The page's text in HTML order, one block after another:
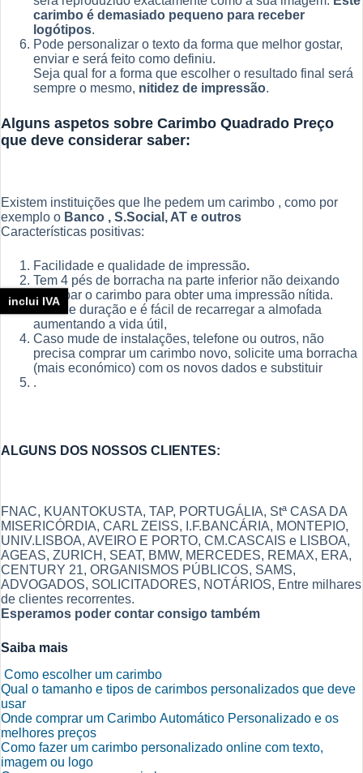
carimbo é demasiado pequeno para receber
logótipos.
Pode personalizar o texto da forma que melhor gostar,
enviar e será feito como definiu.
Seja qual for a forma que escolher o resultado final será
sempre o mesmo, nitidez de impressão.
Alguns aspetos sobre Carimbo Quadrado Preço
que deve considerar saber:
Existem instituições que lhe pedem um carimbo , como por
exemplo o Banco , S.Social, AT e outros
Características positivas:
Facilidade e qualidade de impressão.
Tem 4 pés de borracha na parte inferior não deixando
derrapar o carimbo para obter uma impressão nítida.
Grande duração e é fácil de recarregar a almofada
aumentando a vida útil,
Caso mude de instalações, telefone ou outros, não
precisa comprar um carimbo novo, solicite uma borracha
(mais económico) com os novos dados e substituir
.
ALGUNS DOS NOSSOS CLIENTES:
FNAC, KUANTOKUSTA, TAP, PORTUGÁLIA, Stª CASA DA
MISERICÓRDIA, CARL ZEISS, I.F.BANCÁRIA, MONTEPIO,
UNIV.LISBOA, AVEIRO E PORTO, CM.CASCAIS e LISBOA,
AGEAS, ZURICH, SEAT, BMW, MERCEDES, REMAX, ERA,
CENTURY 21, ORGANISMOS PÚBLICOS, SAMS,
ADVOGADOS, SOLICITADORES, NOTÁRIOS, Entre milhares
de clientes recorrentes.
Esperamos poder contar consigo também
Saiba mais
Como escolher um carimbo
Qual o tamanho e tipos de carimbos personalizados que deve
usar
Onde comprar um Carimbo Automático Personalizado e os
melhores preços
Como fazer um carimbo personalizado online com texto,
imagem ou logo
inclui IVA